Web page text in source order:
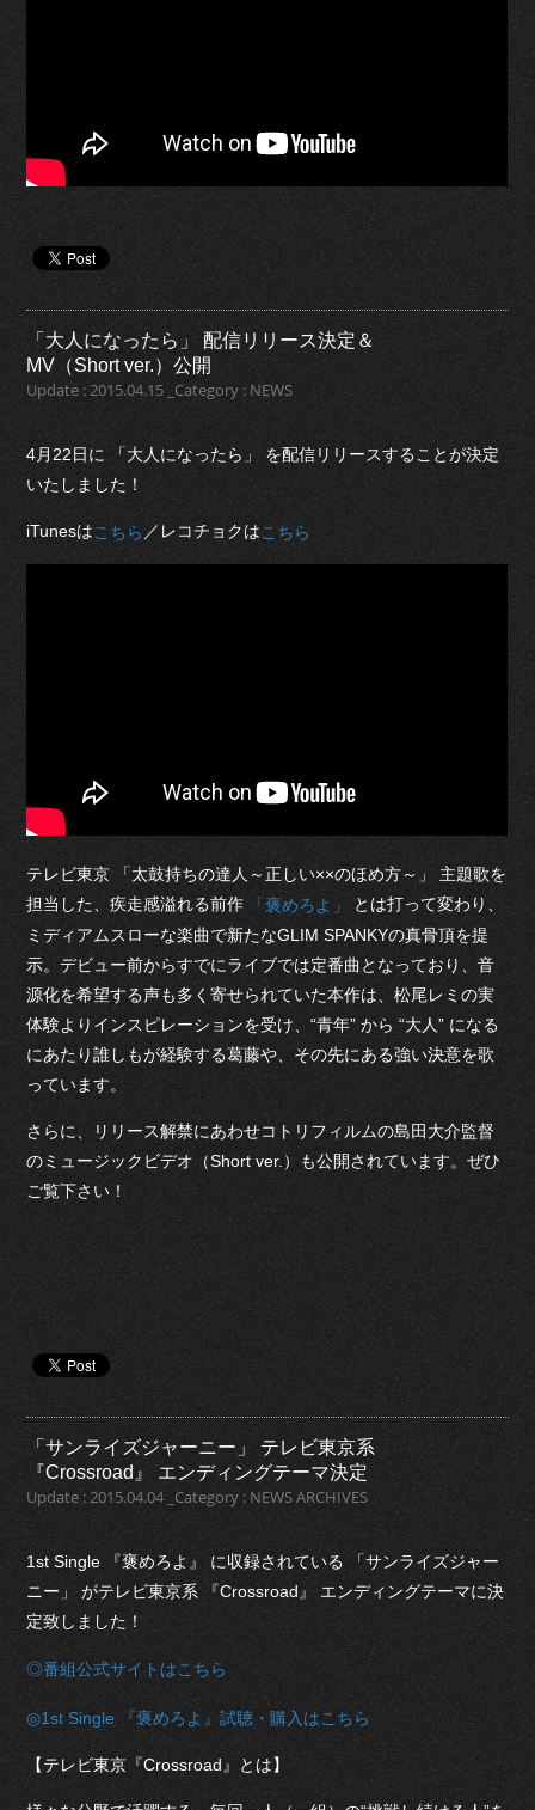
「大人になったら」 配信リリース決定＆
MV（Short ver.）公開
Update : 2015.04.15 _Category : NEWS
4月22日に 「大人になったら」 を配信リリースすることが決定
いたしました！
iTunesはこちら ／レコチョクはこちら
テレビ東京 「太鼓持ちの達人～正しい××のほめ方～」 主題歌を
担当した、疾走感溢れる前作
「褒めろよ」
とは打って変わり、
ミディアムスローな楽曲で新たなGLIM SPANKYの真骨頂を提
示。デビュー前からすでにライブでは定番曲となっており、音
源化を希望する声も多く寄せられていた本作は、松尾レミの実
体験よりインスピレーションを受け、“青年” から “大人” になる
にあたり誰しもが経験する葛藤や、その先にある強い決意を歌
っています。
さらに、リリース解禁にあわせコトリフィルムの島田大介監督
のミュージックビデオ（Short ver.）も公開されています。ぜひ
ご覧下さい！
「サンライズジャーニー」 テレビ東京系
『Crossroad』 エンディングテーマ決定
Update : 2015.04.04 _Category : NEWS ARCHIVES
1st Single 『褒めろよ』 に収録されている 「サンライズジャー
ニー」 がテレビ東京系 『Crossroad』 エンディングテーマに決
定致しました！
◎番組公式サイトはこちら
◎1st Single 『褒めろよ』試聴・購入はこちら
【テレビ東京『Crossroad』とは】